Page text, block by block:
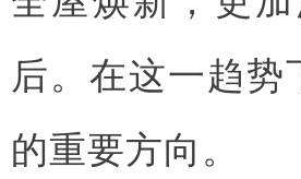
后。在这一趋
的重要方向。